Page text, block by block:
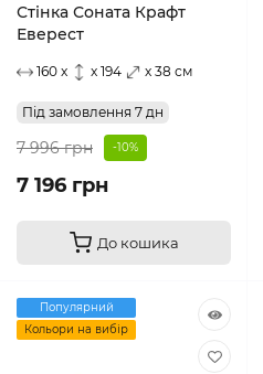
Стінка Соната Крафт
Еверест
160 x x 194 x 38 см
Під замовлення 7 дн
7 996 грн -10%
7 196 грн
До кошика
Популярний
Кольори на вибір